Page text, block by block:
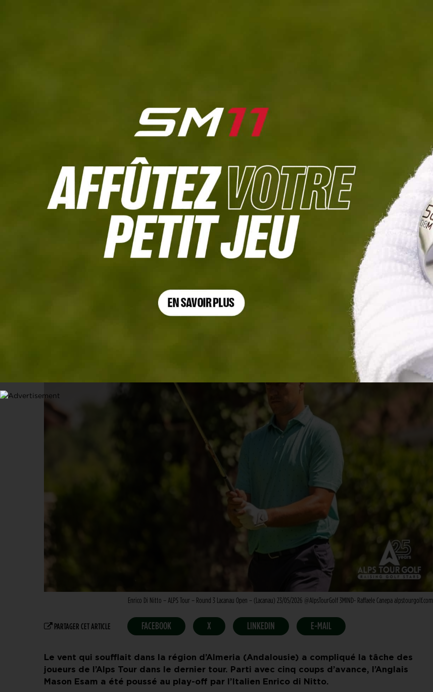
L’Italien Enrico di Nitto ravit le titre à l’Anglais Mason Esam en play-off
Enrico Di Nitto – ALPS Tour – Round 3 Lacanau Open – (Lacanau) 23/05/2026 @AlpsTourGolf 3MIND- Raffaele Canepa alpstourgolf.com
PARTAGER CET ARTICLE FACEBOOK X LINKEDIN E-MAIL
Le vent qui soufflait dans la région d’Almeria (Andalousie) a compliqué la tâche des
joueurs de l’Alps Tour dans le dernier tour. Parti avec cinq coups d’avance, l’Anglais
Mason Esam a été poussé au play-off par l’Italien Enrico di Nitto.